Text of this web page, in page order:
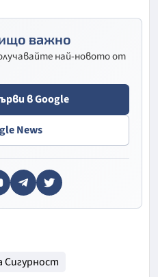
важно
най-новото от
в Google
News